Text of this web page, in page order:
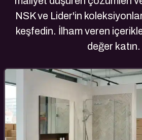
NSK ve Lider'in
keşfedin. İlham veren
değer katın.